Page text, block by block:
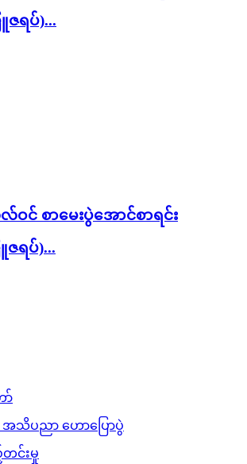
ရပ်)...
ဝင် စာမေးပွဲအောင်စာရင်း
ရပ်)...
ာ်
သိပညာ ဟောပြောပွဲ
င်းမှု